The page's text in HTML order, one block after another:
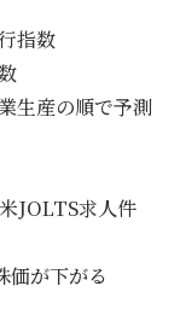
指数
産の順で予測
求人件
が下がる